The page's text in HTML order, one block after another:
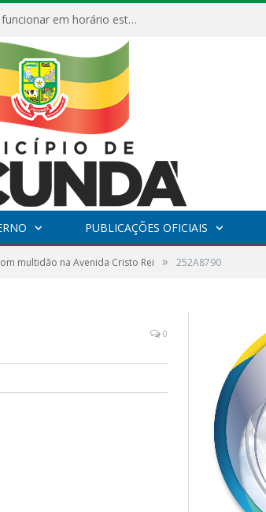
ESF Alto Paraíso é reinaugurada e passa a funcionar em horário estendido
PUBLICAÇÕES OFICIAIS
multidão na Avenida Cristo Rei » 252A8790
0